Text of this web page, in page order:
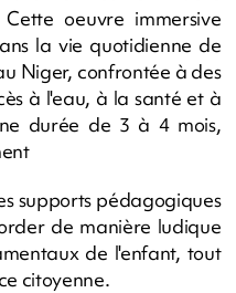
oeuvre immersive
la vie quotidienne de
Niger, confrontée à des
à l'eau, à la santé et à
durée de 3 à 4 mois,
supports pédagogiques
de manière ludique
de l'enfant, tout
citoyenne.